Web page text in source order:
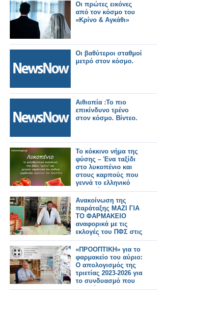
Οι πρώτες εικόνες
από τον κόσμο του
«Κρίνο & Αγκάθι»
Οι βαθύτεροι σταθμοί
μετρό στον κόσμο.
Αιθιοπία :Το πιο
επικίνδυνο τρένο
στον κόσμο. Βίντεο.
Το κόκκινο νήμα της
φύσης – Ένα ταξίδι
στο λυκοπένιο και
στους καρπούς που
γεννά το ελληνικό
καλοκαίρι
Ανακοίνωση της
παράταξης ΜΑΖΙ ΓΙΑ
ΤΟ ΦΑΡΜΑΚΕΙΟ
αναφορικά με τις
εκλογές του ΠΦΣ στις
28 Ιουνίου 2026
«ΠΡΟΟΠΤΙΚΗ» για το
φαρμακείο του αύριο:
Ο απολογισμός της
τριετίας 2023-2026 για
το συνδυασμό που
διοικεί τον ΠΦΣ